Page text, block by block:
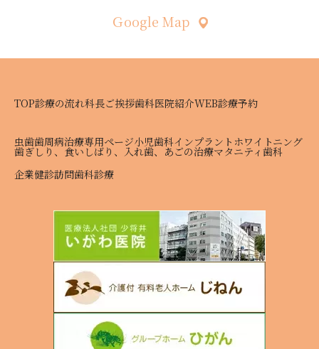
Ｇoogle Map
TOP診療の流れ科長ご挨拶歯科医院紹介WEB診療予約
虫歯歯周病治療専用ページ小児歯科インプラント ホワイトニング
歯ぎしり、食いしばり、入れ歯、あごの治療マタニティ歯科
企業健診訪問歯科診療